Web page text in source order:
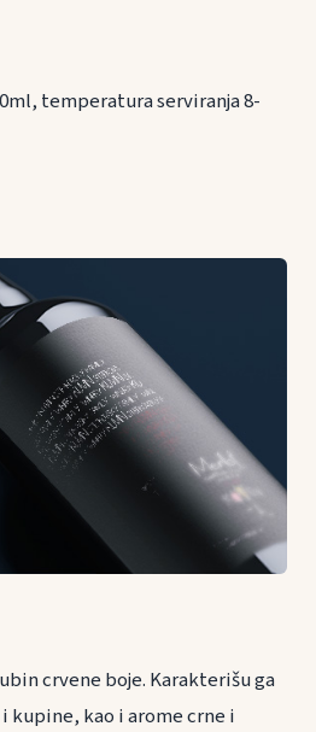
temperatura serviranja 8-
crvene boje. Karakterišu ga
kupine, kao i arome crne i